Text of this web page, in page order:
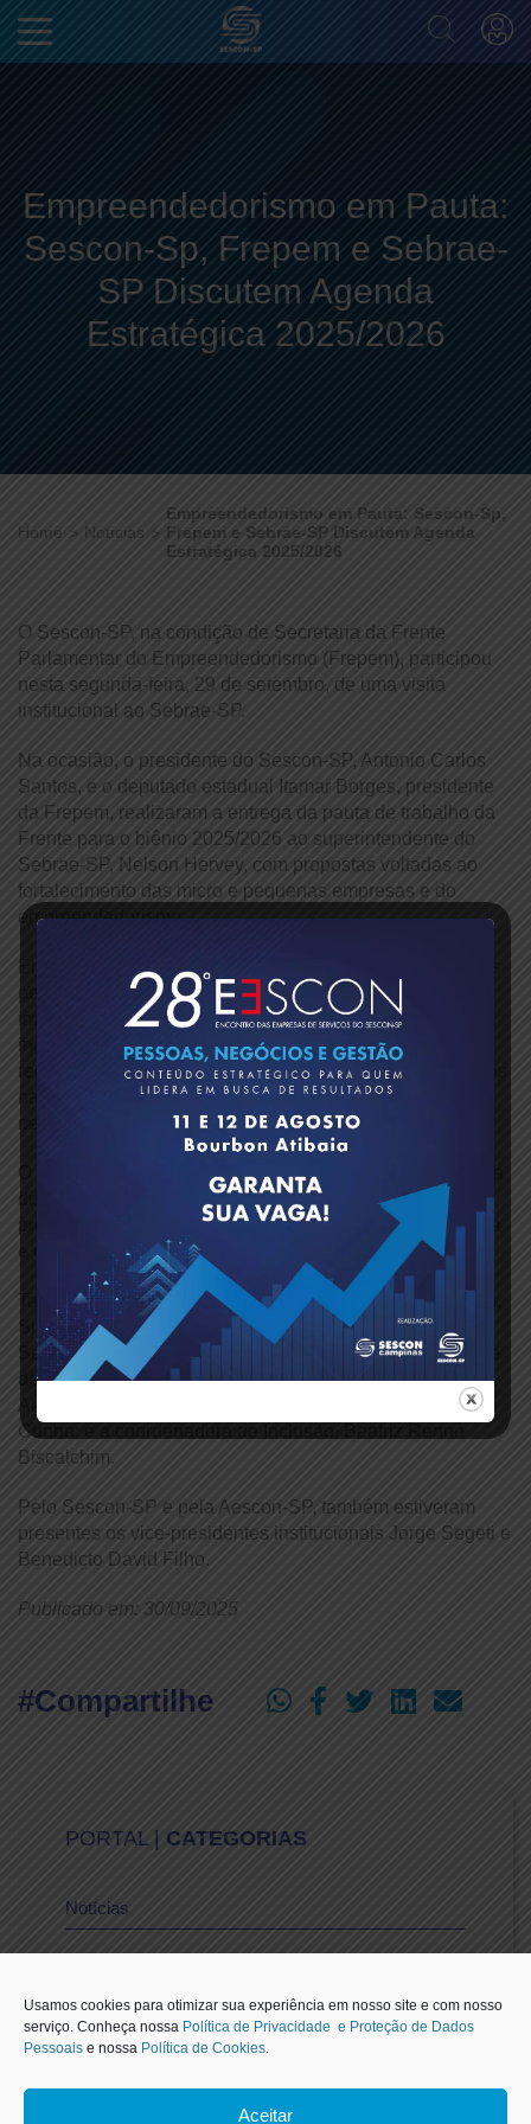
Usamos cookies para otimizar sua experiência em nosso site e com nosso
serviço. Conheça nossa Política de Privacidade e Proteção de Dados
Pessoais e nossa Política de Cookies.
Aceitar
Empreendedorismo em Pauta:
Sescon-Sp, Frepem e Sebrae-
SP Discutem Agenda
Estratégica 2025/2026
Home Notícias
Empreendedorismo em Pauta: Sescon-Sp,
Frepem e Sebrae-SP Discutem Agenda
Estratégica 2025/2026
O Sescon-SP, na condição de Secretaria da Frente
Parlamentar do Empreendedorismo (Frepem), participou
nesta segunda-feira, 29 de setembro, de uma visita
institucional ao Sebrae-SP.
Na ocasião, o presidente do Sescon-SP, Antonio Carlos
Santos, e o deputado estadual Itamar Borges, presidente
da Frepem, realizaram a entrega da pauta de trabalho da
Frente para o biênio 2025/2026 ao superintendente do
Sebrae-SP, Nelson Hervey, com propostas voltadas ao
fortalecimento das micro e pequenas empresas e do
empreendedorismo.
Entre os temas apresentados, destacaram-se o apoio aos
pequenos negócios e aos gestores municipais na
implementação da reforma tributária, o incentivo à
inovação, o fortalecimento das cadeias produtivas
regionais no Estado, além de ações conjuntas em âmbitos
nacional e estadual para a melhoria do ambiente de
negócios.
O Sebrae-SP, também integrante da Frepem, reforçou sua
disposição em colaborar para ampliar as iniciativas em
prol do empreendedorismo, da educação empreendedora
e da inovação em todas as regiões do estado.
Também participaram do encontro o consultor da Frepem,
Silvério Crestana; o assessor da Superintendência do
Sebrae-SP, José Constantino de Bastos Júnior; a gerente
de Políticas Públicas e Relações Governamentais, Silvia
Alzira Furio; a consultora de Políticas Públicas, Giovana
Cunha; e a coordenadora de Inclusão, Beatriz Rennó
Biscalchim.
Pelo Sescon-SP e pela Aescon-SP, também estiveram
presentes os vice-presidentes institucionais Jorge Segeti e
Benedicto David Filho.
Publicado em: 30/09/2025
#Compartilhe
PORTAL | CATEGORIAS
Notícias